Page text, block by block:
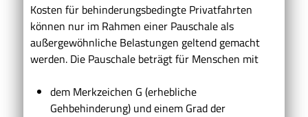
Kosten für behinderungsbedingte Privatfahrten
können nur im Rahmen einer Pauschale als
außergewöhnliche Belastungen geltend gemacht
werden. Die Pauschale beträgt für Menschen mit
dem Merkzeichen G (erhebliche
Gehbehinderung) und einem Grad der